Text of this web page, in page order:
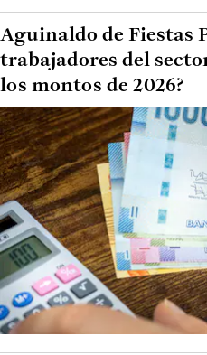
Aguinaldo de Fiestas
trabajadores del
los montos de 2026?